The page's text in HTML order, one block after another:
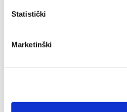
Statistički
Marketinški
Real Madrid poražen je sa
ekipe Espanyola u susretu 22.